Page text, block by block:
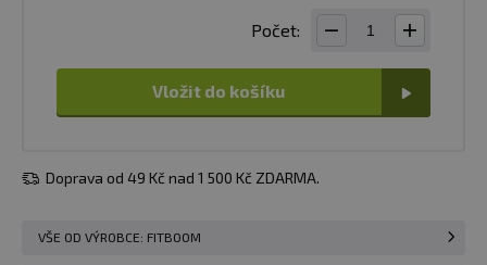
Počet:
Vložit do košíku
Doprava od 49 Kč nad 1 500 Kč ZDARMA.
VŠE OD VÝROBCE: FITBOOM